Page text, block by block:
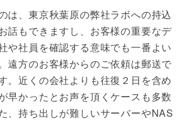
は、東京秋葉原の弊社ラボへの持込
話もできますし、お客様の重要なデ
や社員を確認する意味でも一番よい
遠方のお客様からのご依頼は郵送で
。近くの会社よりも往復２日を含め
早かったとお声を頂くケースも多数
、持ち出しが難しいサーバーやNAS